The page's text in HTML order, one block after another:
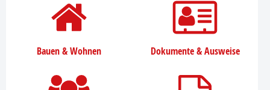
Bauen & Wohnen Dokumente & Ausweise